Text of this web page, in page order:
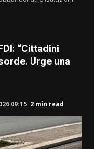
“Cittadini
Urge una
09:15 2 min read